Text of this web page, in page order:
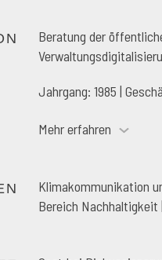
Beratung der
Jahrgang: 1985 |
Mehr erfahren
Klimakommunikation
Bereich